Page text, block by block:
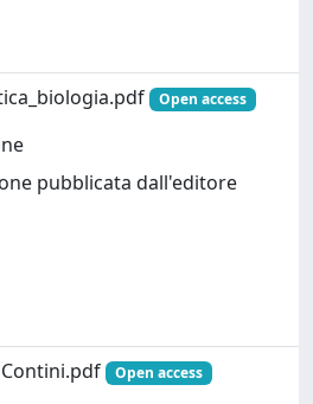
Open access
pubblicata dall'editore
Open access